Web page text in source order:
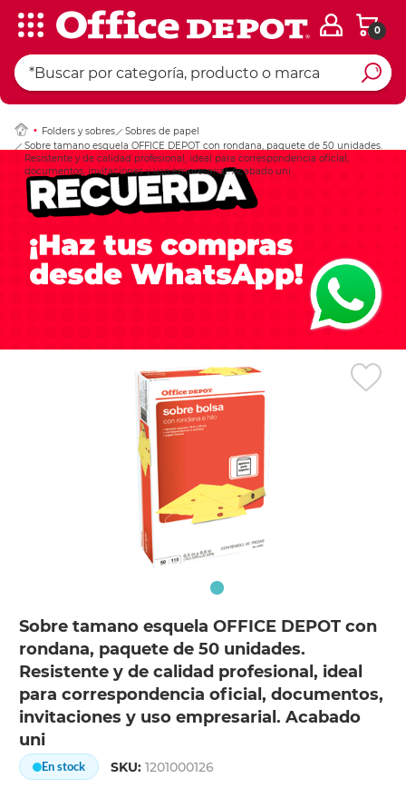
0
Folders y sobres
Sobres de papel
Sobre tamano esquela OFFICE DEPOT con rondana, paquete de 50 unidades.
Resistente y de calidad profesional, ideal para correspondencia oficial,
documentos, invitaciones y uso empresarial. Acabado uni
Sobre tamano esquela OFFICE DEPOT con
rondana, paquete de 50 unidades.
Resistente y de calidad profesional, ideal
para correspondencia oficial, documentos,
invitaciones y uso empresarial. Acabado
uni
En stock SKU:1201000126
Ingresar Codigo